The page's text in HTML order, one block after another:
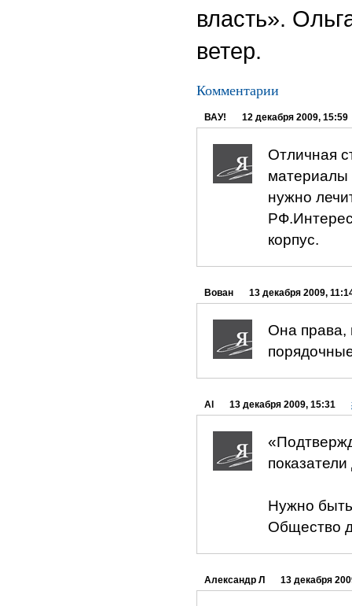
власть».
ветер.
Комментарии
ВАУ! 12 декабря 2009, 15:59
Отличная
материалы
нужно
корпус.
Вован 13 декабря 2009,
Она права,
Al 13 декабря 2009, 15:31
Нужно
Общество
Александр Л 13 декабря